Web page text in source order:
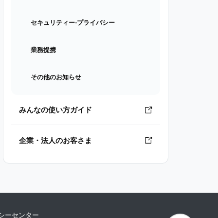
セキュリティー⋅プライバシー
業務提携
その他のお知らせ
みんなの使い方ガイド
企業・法人のお客さま
ーセンター